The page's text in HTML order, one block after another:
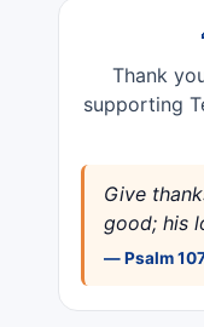
Thank
supporting
Give
good; his
— Psalm